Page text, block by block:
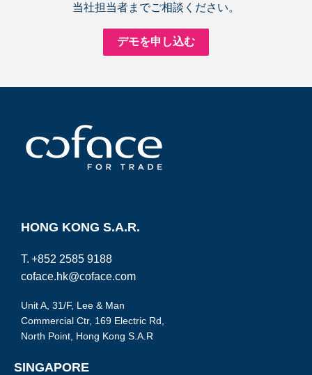
当社担当者までご相談ください。
デモを申し込む
HONG KONG S.A.R.
T. +852 2585 9188
coface.hk@coface.com
Unit A, 31/F, Lee & Man
Commercial Ctr, 169 Electric Rd,
North Point, Hong Kong S.A.R
SINGAPORE